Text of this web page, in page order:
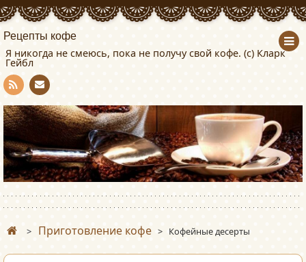
Рецепты кофе
Я никогда не смеюсь, пока не получу свой кофе. (с) Кларк
Гейбл
RSS Con
tact
> Приготовление кофе > Кофейные десерты